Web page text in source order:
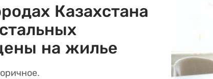
Казахстана
на жилье